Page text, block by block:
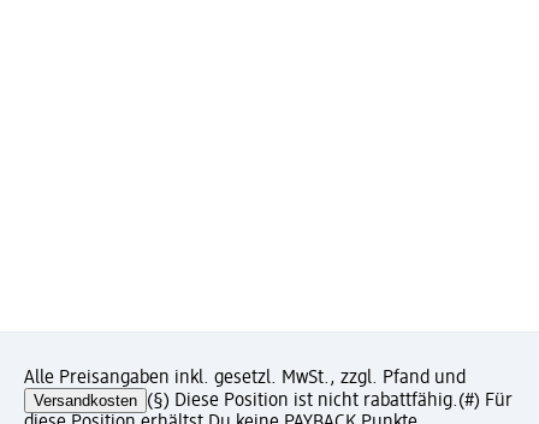
Alle Preisangaben inkl. gesetzl. MwSt., zzgl. Pfand und
Versandkosten (§) Diese Position ist nicht rabattfähig.(#) Für